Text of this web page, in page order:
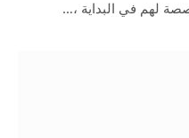
لهم في البداية ،…